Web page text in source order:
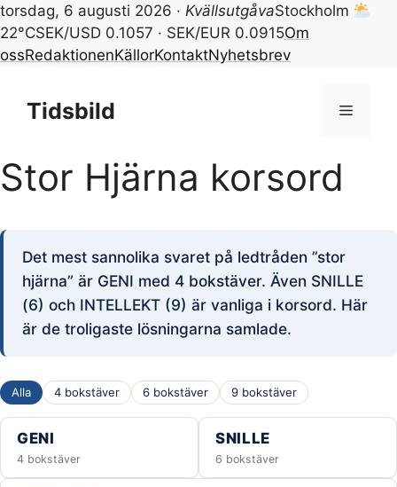
torsdag, 6 augusti 2026 · KvällsutgåvaStockholm
22°CSEK/USD 0.1057 · SEK/EUR 0.0915Om
ossRedaktionenKällorKontaktNyhetsbrev
innehållTidsbild Meny
Stor Hjärna korsord
Det mest sannolika svaret på ledtråden ”stor
hjärna” är GENI med 4 bokstäver. Även SNILLE
(6) och INTELLEKT (9) är vanliga i korsord. Här
är de troligaste lösningarna samlade.
Alla 4 bokstäver 6 bokstäver 9 bokstäver
GENI
4 bokstäver
SNILLE
6 bokstäver